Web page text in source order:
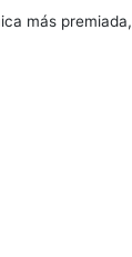
más